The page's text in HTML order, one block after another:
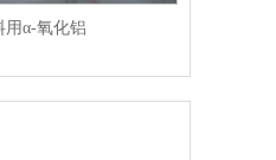
用α-氧化铝